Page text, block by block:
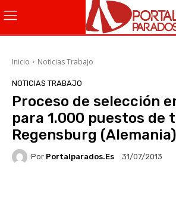
Inicio Noticias Trabajo
NOTICIAS TRABAJO
Proceso de selección
para 1.000 puestos de
Regensburg (Alemania)
Por Portalparados.es 31/07/2013